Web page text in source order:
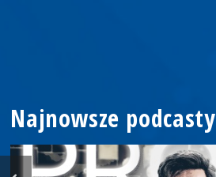
Najnowsze podcasty